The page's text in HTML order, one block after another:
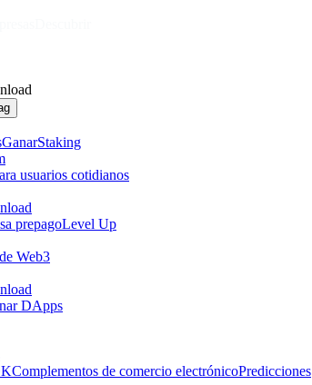
GanarStaking
usuarios cotidianos
prepagoLevel Up
Web3
DApps
Complementos de comercio electrónicoPredicciones